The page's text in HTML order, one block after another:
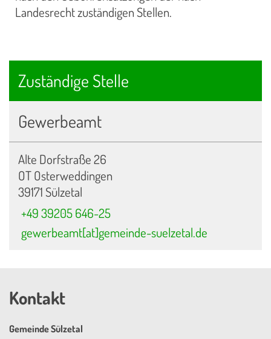
Landesrecht zuständigen Stellen.
Zuständige Stelle
Gewerbeamt
Alte Dorfstraße 26
OT Osterweddingen
39171 Sülzetal
+49 39205 646-25
gewerbeamt[at]gemeinde-suelzetal.de
Kontakt
Gemeinde Sülzetal